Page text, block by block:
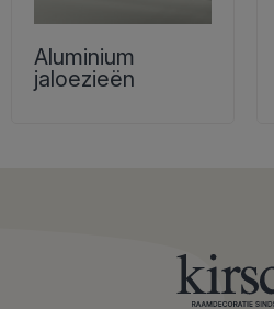
Aluminium
jaloezieën
kunnen worden aangepast
bijvoorbeeld in de slaapkamer
omgeving wilt creëren, kun je
lichtdoorlatend materiaal.
Meerdere van onze groene